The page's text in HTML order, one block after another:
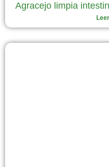
Agracejo limpia